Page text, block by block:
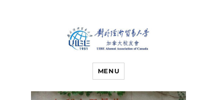
对外经济贸易
MENU